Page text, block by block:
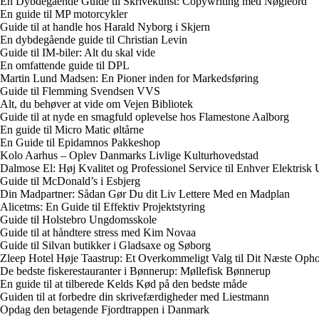
En guide til MP motorcykler
Guide til at handle hos Harald Nyborg i Skjern
En dybdegående guide til Christian Levin
Guide til IM-biler: Alt du skal vide
En omfattende guide til DPL
Martin Lund Madsen: En Pioner inden for Markedsføring
Guide til Flemming Svendsen VVS
Alt, du behøver at vide om Vejen Bibliotek
Guide til at nyde en smagfuld oplevelse hos Flamestone Aalborg
En guide til Micro Matic øltårne
En Guide til Epidamnos Pakkeshop
Kolo Aarhus – Oplev Danmarks Livlige Kulturhovedstad
Dalmose El: Høj Kvalitet og Professionel Service til Enhver Elektrisk
Guide til McDonald’s i Esbjerg
Din Madpartner: Sådan Gør Du dit Liv Lettere Med en Madplan
Alicetms: En Guide til Effektiv Projektstyring
Guide til Holstebro Ungdomsskole
Guide til at håndtere stress med Kim Novaa
Guide til Silvan butikker i Gladsaxe og Søborg
Zleep Hotel Høje Taastrup: Et Overkommeligt Valg til Dit Næste
De bedste fiskerestauranter i Bønnerup: Møllefisk Bønnerup
En guide til at tilberede Kelds Kød på den bedste måde
Guiden til at forbedre din skrivefærdigheder med Liestmann
Opdag den betagende Fjordtrappen i Danmark